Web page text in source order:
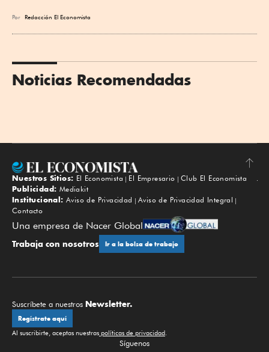
Por Redacción El Economista
Noticias Recomendadas
Subir
Nuestros Sitios: El Economista El Empresario
Club El Economista
Publicidad: Mediakit
Institucional: Aviso de Privacidad
Aviso de Privacidad Integral
Contacto
Una empresa de Nacer Global
Trabaja con nosotros Ir a la bolsa de trabajo
Suscríbete a nuestros Newsletter.
Regístrate aquí
Al suscribirte, aceptas nuestras políticas de privacidad.
Síguenos